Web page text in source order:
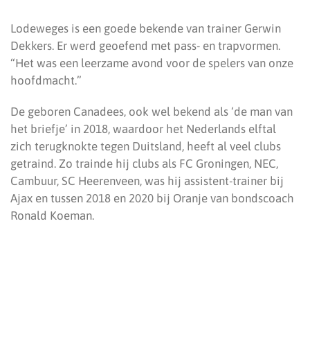
Lodeweges is een goede bekende van trainer Gerwin
Dekkers. Er werd geoefend met pass- en trapvormen.
“Het was een leerzame avond voor de spelers van onze
hoofdmacht.”
De geboren Canadees, ook wel bekend als ‘de man van
het briefje’ in 2018, waardoor het Nederlands elftal
zich terugknokte tegen Duitsland, heeft al veel clubs
getraind. Zo trainde hij clubs als FC Groningen, NEC,
Cambuur, SC Heerenveen, was hij assistent-trainer bij
Ajax en tussen 2018 en 2020 bij Oranje van bondscoach
Ronald Koeman.